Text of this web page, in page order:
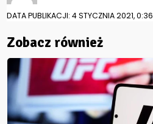
DATA PUBLIKACJI: 4 STYCZNIA 2021, 0:36
Zobacz również